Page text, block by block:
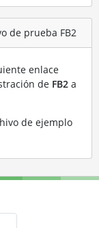
de prueba FB2
enlace
de FB2a
de ejemplo